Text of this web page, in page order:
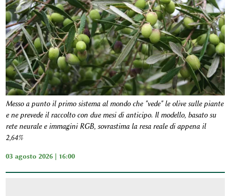
Messo a punto il primo sistema al mondo che "vede" le olive sulle piante
e ne prevede il raccolto con due mesi di anticipo. Il modello, basato su
rete neurale e immagini RGB, sovrastima la resa reale di appena il
2,64%
03 agosto 2026 | 16:00